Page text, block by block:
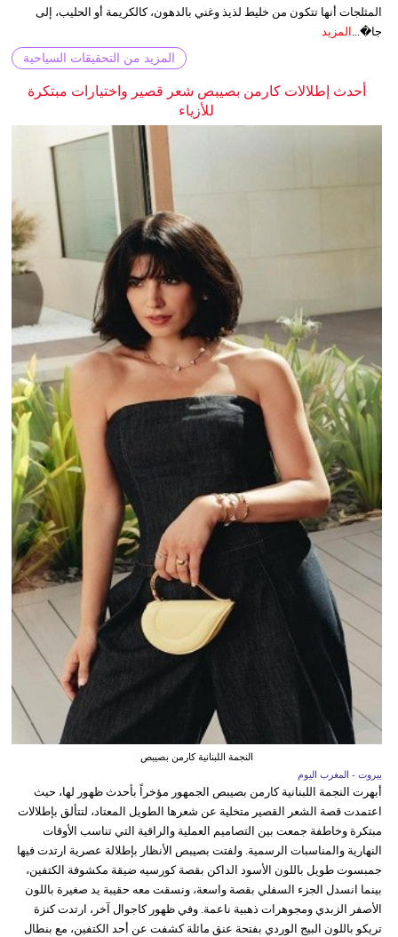
المثلجات أنها تتكون من خليط لذيذ وغني بالدهون، كالكريمة أو الحليب، إلى
جا�... المزيد
المزيد من التحقيقات السياحية
أحدث إطلالات كارمن بصيبص شعر قصير واختيارات مبتكرة
للأزياء
النجمة اللبنانية كارمن بصيبص
بيروت - المغرب اليوم
أبهرت النجمة اللبنانية كارمن بصيبص الجمهور مؤخراً بأحدث ظهور لها، حيث
اعتمدت قصة الشعر القصير متخلية عن شعرها الطويل المعتاد، لتتألق بإطلالات
مبتكرة وخاطفة جمعت بين التصاميم العملية والراقية التي تناسب الأوقات
النهارية والمناسبات الرسمية. ولفتت بصيبص الأنظار بإطلالة عصرية ارتدت فيها
جمبسوت طويل باللون الأسود الداكن بقصة كورسيه ضيقة مكشوفة الكتفين،
بينما انسدل الجزء السفلي بقصة واسعة، ونسقت معه حقيبة يد صغيرة باللون
الأصفر الزبدي ومجوهرات ذهبية ناعمة. وفي ظهور كاجوال آخر، ارتدت كنزة
تريكو باللون البيج الوردي بفتحة عنق مائلة كشفت عن أحد الكتفين، مع بنطال